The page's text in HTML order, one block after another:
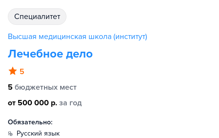
специалитет
Высшая медицинская школа (институт)
Лечебное дело
5
5 бюджетных мест
от 500 000 р. за год
Обязательно:
русский язык